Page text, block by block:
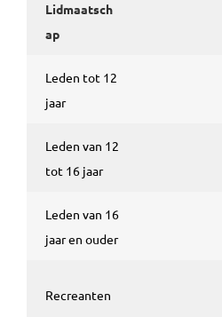
Lidmaatsch
ap
Leden tot 12
jaar
Leden van 12
tot 16 jaar
Leden van 16
jaar en ouder
Recreanten